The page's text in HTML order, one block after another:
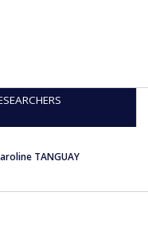
TANGUAY